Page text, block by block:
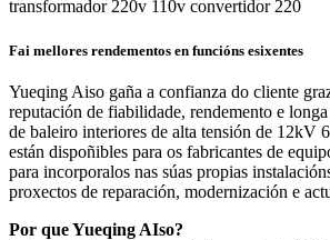
transformador 220v 110v convertidor 220
Fai mellores rendementos en funcións esixentes
Yueqing Aiso gaña a confianza do cliente
reputación de fiabilidade, rendemento e
de baleiro interiores de alta tensión de 12kV
están dispoñibles para os fabricantes de
para incorporalos nas súas propias
proxectos de reparación, modernización e
Por que Yueqing AIso?